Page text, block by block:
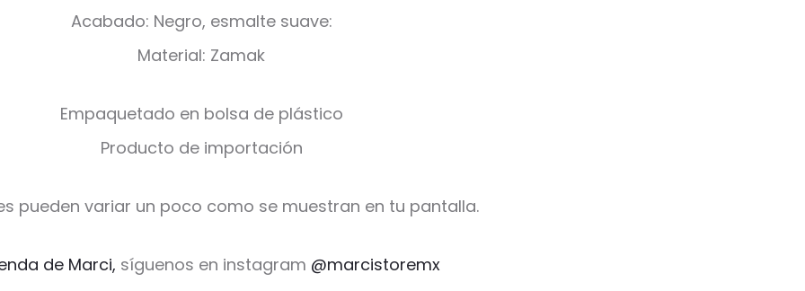
Acabado: Negro, esmalte suave:
Material: Zamak
Empaquetado en bolsa de plástico
Producto de importación
pueden variar un poco como se muestran en tu pantalla.
de Marci, síguenos en instagram @marcistoremx